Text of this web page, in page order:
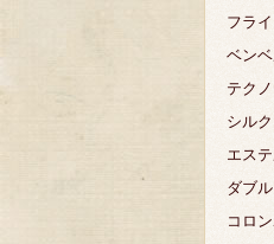
フラ
ベン
テク
シルク
エス
ダブ
コロ